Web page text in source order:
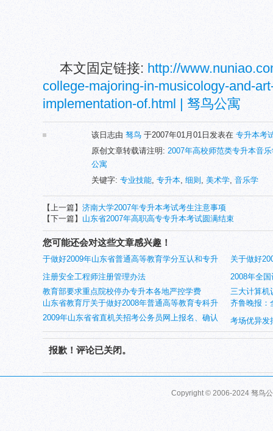
本文固定链接: http://
college-majoring-in-musicology-and-
implementation-of.html | 驽鸟公寓
该日志由 驽鸟 于2007年01月01日发表在 专升本考
原创文章转载请注明: 2007年高校师范类专升本音
公寓
关键字: 专业技能, 专升本, 细则 , 美术学, 音乐学
【上一篇】 济南大学2007年专升本考试考生注意事项
【下一篇】 山东省2007年高职高专专升本考试圆满结束
您可能还会对这些文章感兴趣！
于做好2009年山东省普通高等教育学分互认和专升
本考试录取工作的通知
关于做好
的通知
注册安全工程师注册管理办法
2008年全
教育部要求重点院校停办专升本各地严控学费
三大计算机
山东省教育厅关于做好2008年普通高等教育专科升
本科工作的通知
齐鲁晚报：
点
2009年山东省省直机关招考公务员网上报名、确认
考场优异发
报歉！评论已关闭。
Copyright © 2006-2024 驽鸟